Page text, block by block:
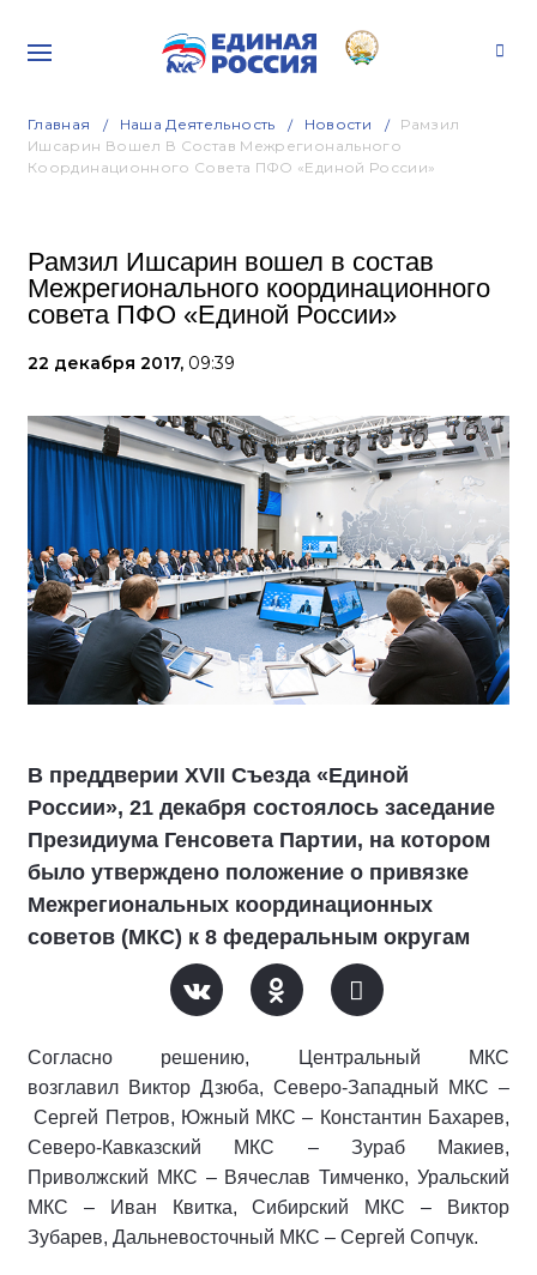
Главная Наша Деятельность Новости
Рамзил
Ишсарин Вошел В Состав Межрегионального
Координационного Совета ПФО «Единой России»
Рамзил Ишсарин вошел в состав
Межрегионального координационного
совета ПФО «Единой России»
22 декабря 2017, 09:39
В преддверии XVII Съезда «Единой
России», 21 декабря состоялось заседание
Президиума Генсовета Партии, на котором
было утверждено положение о привязке
Межрегиональных координационных
советов (МКС) к 8 федеральным округам
Согласно решению, Центральный МКС
возглавил Виктор Дзюба, Северо-Западный МКС –
Сергей Петров, Южный МКС – Константин Бахарев,
Северо-Кавказский МКС – Зураб Макиев,
Приволжский МКС – Вячеслав Тимченко, Уральский
МКС – Иван Квитка, Сибирский МКС – Виктор
Зубарев, Дальневосточный МКС – Сергей Сопчук.